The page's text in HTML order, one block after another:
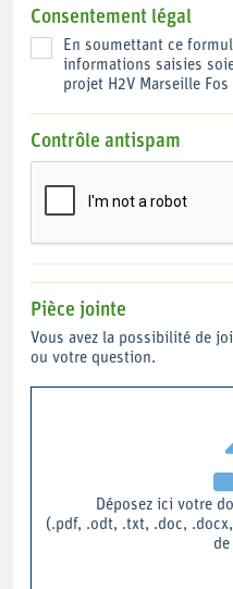
Consentement légal
En soumettant ce
informations saisies
projet H2V Marseille
Contrôle antispam
Pièce jointe
Vous avez la possibilité de
ou votre question.
Déposez ici votre
(.pdf, .odt, .txt, .doc,